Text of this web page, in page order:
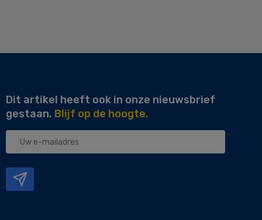
Dit artikel heeft ook in onze nieuwsbrief
gestaan. Blijf op de hoogte.
Uw